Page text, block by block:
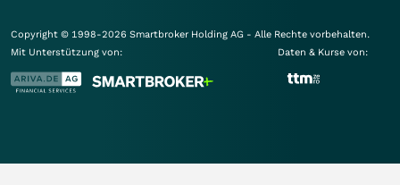
Copyright © 1998-2026 Smartbroker Holding AG - Alle Rechte vorbehalten.
Mit Unterstützung von:
Daten & Kurse von: